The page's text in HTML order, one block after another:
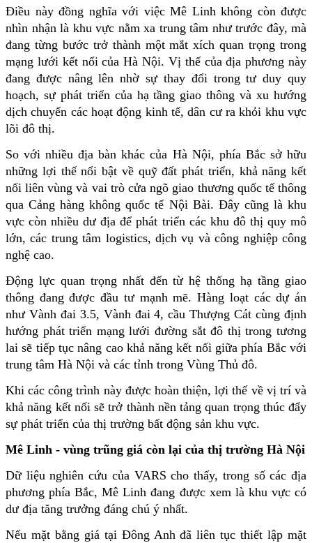
Điều này đồng nghĩa với việc Mê Linh không còn được
nhìn nhận là khu vực nằm xa trung tâm như trước đây, mà
đang từng bước trở thành một mắt xích quan trọng trong
mạng lưới kết nối của Hà Nội. Vị thế của địa phương này
đang được nâng lên nhờ sự thay đổi trong tư duy quy
hoạch, sự phát triển của hạ tầng giao thông và xu hướng
dịch chuyển các hoạt động kinh tế, dân cư ra khỏi khu vực
lõi đô thị.
So với nhiều địa bàn khác của Hà Nội, phía Bắc sở hữu
những lợi thế nổi bật về quỹ đất phát triển, khả năng kết
nối liên vùng và vai trò cửa ngõ giao thương quốc tế thông
qua Cảng hàng không quốc tế Nội Bài. Đây cũng là khu
vực còn nhiều dư địa để phát triển các khu đô thị quy mô
lớn, các trung tâm logistics, dịch vụ và công nghiệp công
nghệ cao.
Động lực quan trọng nhất đến từ hệ thống hạ tầng giao
thông đang được đầu tư mạnh mẽ. Hàng loạt các dự án
như Vành đai 3.5, Vành đai 4, cầu Thượng Cát cùng định
hướng phát triển mạng lưới đường sắt đô thị trong tương
lai sẽ tiếp tục nâng cao khả năng kết nối giữa phía Bắc với
trung tâm Hà Nội và các tỉnh trong Vùng Thủ đô.
Khi các công trình này được hoàn thiện, lợi thế về vị trí và
khả năng kết nối sẽ trở thành nền tảng quan trọng thúc đẩy
sự phát triển của thị trường bất động sản khu vực.
Mê Linh - vùng trũng giá còn lại của thị trường Hà Nội
Dữ liệu nghiên cứu của VARS cho thấy, trong số các địa
phương phía Bắc, Mê Linh đang được xem là khu vực có
dư địa tăng trưởng đáng chú ý nhất.
Nếu mặt bằng giá tại Đông Anh đã liên tục thiết lập mặt